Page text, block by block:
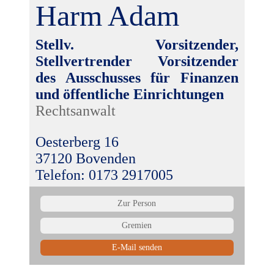
Harm Adam
Stellv. Vorsitzender,
Stellvertrender Vorsitzender
des Ausschusses für Finanzen
und öffentliche Einrichtungen
Rechtsanwalt
Oesterberg 16
37120 Bovenden
Telefon: 0173 2917005
Zur Person
Gremien
E-Mail senden